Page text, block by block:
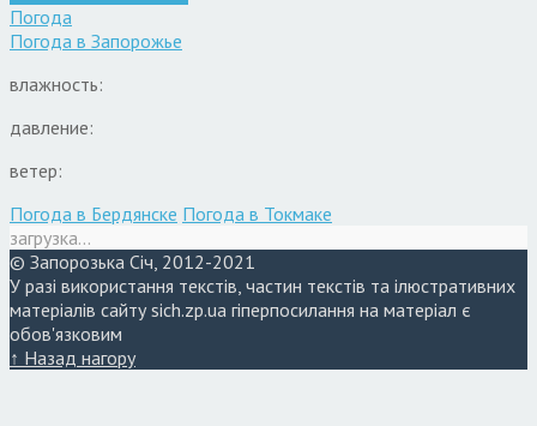
Погода
Погода в Запорожье
влажность:
давление:
ветер:
Погода в Бердянске Погода в Токмаке
загрузка...
© Запорозька Січ, 2012-2021
У разі використання текстів, частин текстів та ілюстративних
матеріалів сайту sich.zp.ua гіперпосилання на матеріал є
обов'язковим
↑ Назад нагору